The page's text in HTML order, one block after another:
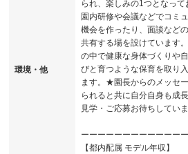
環境・他
られ、楽しみの1つとなっ
園内研修や会議などでコミ
機会を作ったり、面談など
共有する場を設けています
の中で健康な身体づくりや
びと育つような保育を取り
ます。★園長からのメッセ
られると共に自分自身も成
見学・ご応募お待ちしていま
ーーーーーーーーーーーー
【都内配属 モデル年収】